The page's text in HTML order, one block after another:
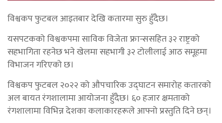
विश्वकप फुटबल आइतबार देखि कतारमा सुरु हुँदैछ।
यसपटकको विश्वकपमा साविक विजेता फ्रान्ससहित ३२ राष्ट्रको
सहभागिता रहनेछ भने खेलमा सहभागी ३२ टोलीलाई आठ समूहमा
विभाजन गरिएको छ।
विश्वकप फुटबल २०२२ को औपचारिक उद्घाटन समारोह कतारको
अल बायत रंगशालामा आयोजना हुँदैछ। ६० हजार क्षमताको
रंगशालामा विभिन्न देशका कलाकारहरूले आफ्नो प्रस्तुति दिने छन्।